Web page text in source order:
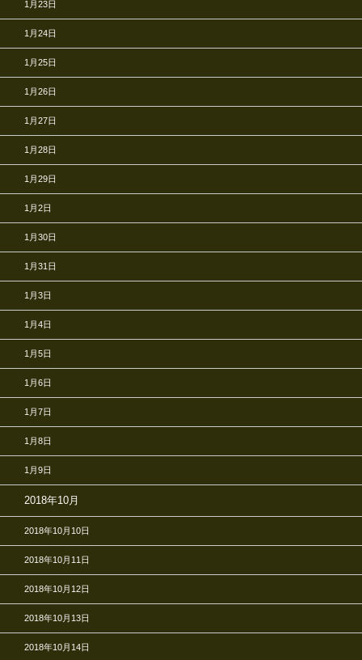
1月23日
1月24日
1月25日
1月26日
1月27日
1月28日
1月29日
1月2日
1月30日
1月31日
1月3日
1月4日
1月5日
1月6日
1月7日
1月8日
1月9日
2018年10月
2018年10月10日
2018年10月11日
2018年10月12日
2018年10月13日
2018年10月14日